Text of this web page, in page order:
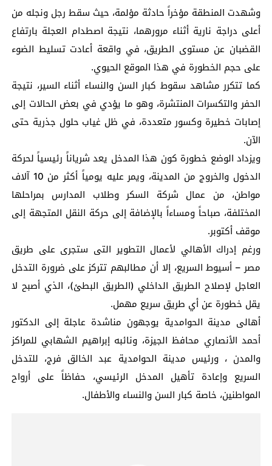
وشهدت المنطقة مؤخراً حادثة مؤلمة، حيث سقط رجل ونجله من
أعلى دراجة نارية أثناء مرورهما، نتيجة اصطدام العجلة بارتفاع
القضبان عن مستوى الطريق، في واقعة أعادت تسليط الضوء
على حجم الخطورة في هذا الموقع الحيوي.
كما تتكرر مشاهد سقوط كبار السن والنساء أثناء السير، نتيجة
الحفر والتكسرات المنتشرة، وهو ما يؤدي في بعض الحالات إلى
إصابات خطيرة وكسور متعددة، في ظل غياب حلول جذرية حتى
الآن.
ويزداد الوضع خطورة كون هذا المدخل يعد شرياناً رئيسياً لحركة
الدخول والخروج من المدينة، ويمر عليه يومياً أكثر من 10 آلاف
مواطن، من عمال شركة السكر وطلاب المدارس بمراحلها
المختلفة، صباحاً ومساءاً بالإضافة إلى حركة النقل المتجهة إلى
موقف أكتوبر.
ورغم إدراك الأهالي لأعمال التطوير التى ستجرى على طريق
مصر – أسيوط السريع، إلا أن مطالبهم تتركز على ضرورة التدخل
العاجل لإصلاح الطريق الداخلي (الطريق البطئ)، الذي أصبح لا
يقل خطورة عن أي طريق سريع مهمل.
أهالى مدينة الحوامدية يوجهون مناشدة عاجلة إلى الدكتور
أحمد الأنصاري محافظ الجيزة، ونائبه إبراهيم الشهابي للمراكز
والمدن ، ورئيس مدينة الحوامدية عبد الخالق فرج، للتدخل
السريع وإعادة تأهيل المدخل الرئيسي، حفاظاً على أرواح
المواطنين، خاصة كبار السن والنساء والأطفال.